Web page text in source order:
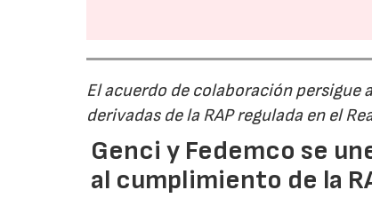
El acuerdo de colaboración persigue
derivadas de la RAP regulada en el
Genci y Fedemco se
al cumplimiento de la